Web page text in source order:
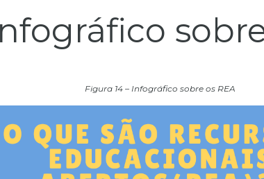
Figura 14 – Infográfico sobre os REA